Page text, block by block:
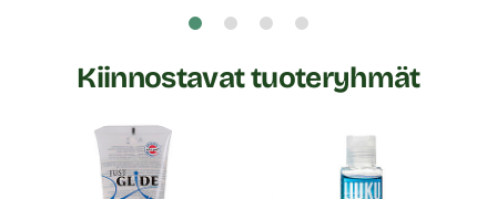
Kiinnostavat tuoteryhmät